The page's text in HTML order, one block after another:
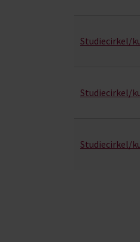
Studiecirkel/
Studiecirkel/
Studiecirkel/